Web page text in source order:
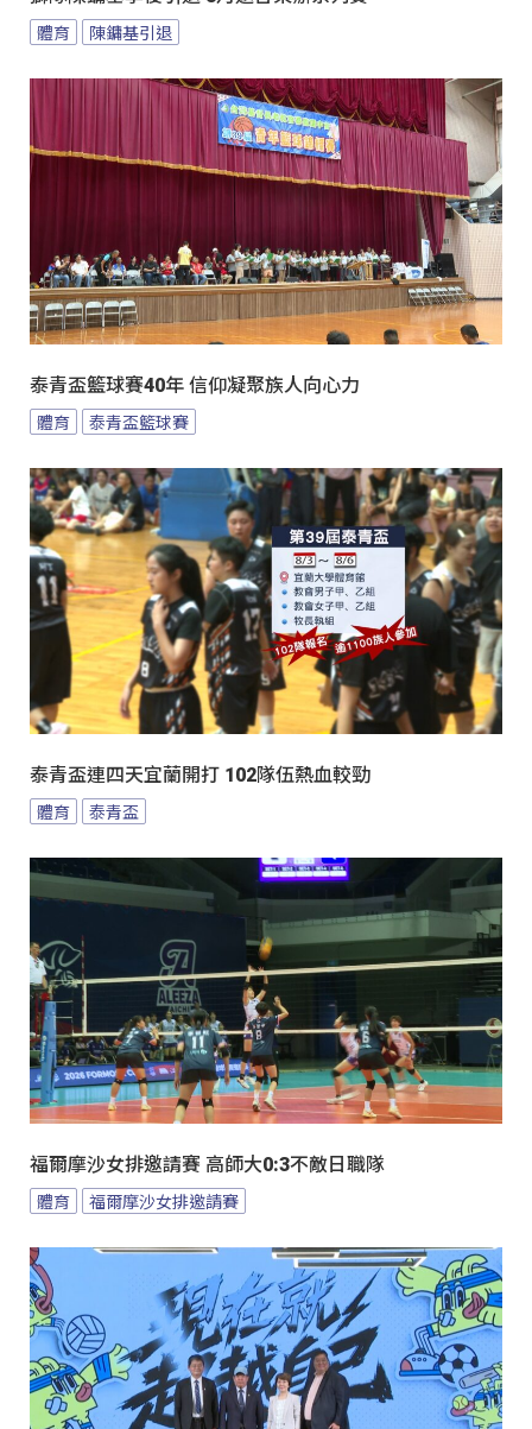
體育 陳鏞基引退
泰青盃籃球賽40年 信仰凝聚族人向心力
體育 泰青盃籃球賽
泰青盃連四天宜蘭開打 102隊伍熱血較勁
體育 泰青盃
福爾摩沙女排邀請賽 高師大0:3不敵日職隊
體育 福爾摩沙女排邀請賽